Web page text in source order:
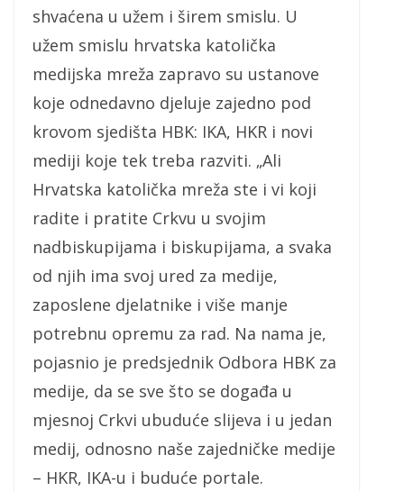
shvaćena u užem i širem smislu. U
užem smislu hrvatska katolička
medijska mreža zapravo su ustanove
koje odnedavno djeluje zajedno pod
krovom sjedišta HBK: IKA, HKR i novi
mediji koje tek treba razviti. „Ali
Hrvatska katolička mreža ste i vi koji
radite i pratite Crkvu u svojim
nadbiskupijama i biskupijama, a svaka
od njih ima svoj ured za medije,
zaposlene djelatnike i više manje
potrebnu opremu za rad. Na nama je,
pojasnio je predsjednik Odbora HBK za
medije, da se sve što se događa u
mjesnoj Crkvi ubuduće slijeva i u jedan
medij, odnosno naše zajedničke medije
– HKR, IKA-u i buduće portale.